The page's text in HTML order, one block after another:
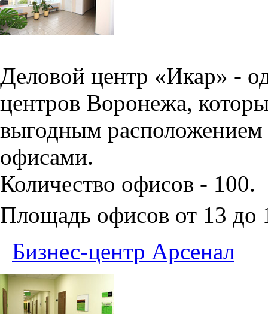
Деловой центр «Икар» -
центров Воронежа,
выгодным
офисами.
Количество офисов - 100.
Площадь офисов от 13 до
Бизнес-центр Арсенал